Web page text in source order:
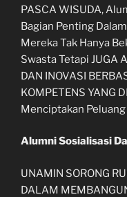
PASCA WISUDA,
Bagian Penting
Mereka Tak Hanya
Swasta Tetapi JUGA
DAN INOVASI
KOMPETENS YANG
Menciptakan
Alumni Sosialisasi
UNAMIN SORONG
DALAM